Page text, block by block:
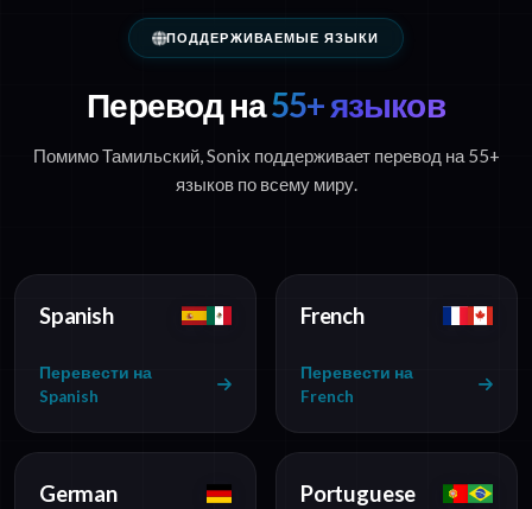
ПОДДЕРЖИВАЕМЫЕ ЯЗЫКИ
Перевод на55+ языков
Помимо Тамильский, Sonix поддерживает перевод на 55+
языков по всему миру.
Spanish
Перевести на
Spanish
French
Перевести на
French
German Portuguese